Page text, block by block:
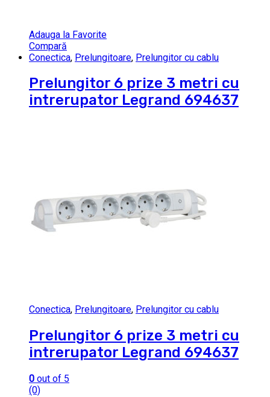
Adauga la Favorite
Compară
Conectica, Prelungitoare, Prelungitor cu cablu
Prelungitor 6 prize 3 metri cu
intrerupator Legrand 694637
Conectica, Prelungitoare, Prelungitor cu cablu
Prelungitor 6 prize 3 metri cu
intrerupator Legrand 694637
0 out of 5
(0)